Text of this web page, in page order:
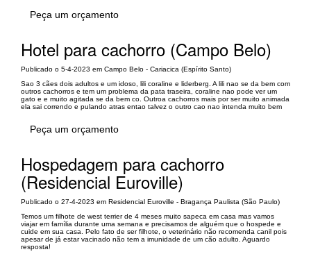
Peça um orçamento
Hotel para cachorro (Campo Belo)
Publicado o 5-4-2023 em Campo Belo - Cariacica (Espírito Santo)
Sao 3 cães dois adultos e um idoso, lili coraline e liderberg. A lili nao se da bem com
outros cachorros e tem um problema da pata traseira, coraline nao pode ver um
gato e e muito agitada se da bem co. Outroa cachorros mais por ser muito animada
ela sai correndo e pulando atras entao talvez o outro cao nao intenda muito bem
Peça um orçamento
Hospedagem para cachorro
(Residencial Euroville)
Publicado o 27-4-2023 em Residencial Euroville - Bragança Paulista (São Paulo)
Temos um filhote de west terrier de 4 meses muito sapeca em casa mas vamos
viajar em família durante uma semana e precisamos de alguém que o hospede e
cuide em sua casa. Pelo fato de ser filhote, o veterinário não recomenda canil pois
apesar de já estar vacinado não tem a imunidade de um cão adulto. Aguardo
resposta!